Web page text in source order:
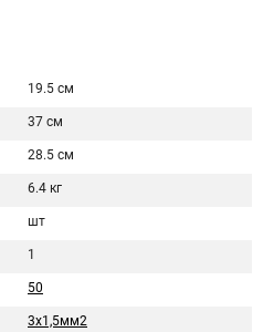
19.5 см
37 см
28.5 см
6.4 кг
шт
1
50
3х1,5мм2